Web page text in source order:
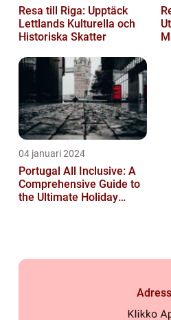
Resa till Riga: Upptäck
Lettlands Kulturella och
Historiska Skatter
04 januari 2024
Portugal All Inclusive: A
Comprehensive Guide to
the Ultimate Holiday
Adress